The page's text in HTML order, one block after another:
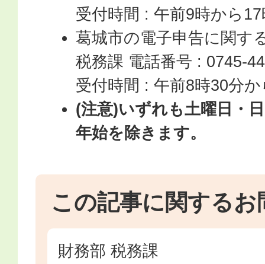
受付時間 : 午前9時から17
葛城市の電子申告に関す
税務課 電話番号 : 0745-
受付時間 : 午前8時30分
(注意)いずれも土曜日・
年始を除きます。
この記事に関するお
財務部 税務課